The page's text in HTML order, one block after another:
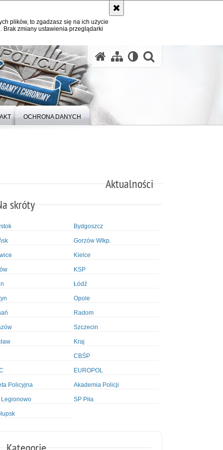
plików, to zgadzasz się na ich użycie
zmiany ustawienia przeglądarki
OCHRONA DANYCH
Aktualności
skróty
Bydgoszcz
Gorzów Wlkp.
Kielce
KSP
Łódź
Opole
Radom
Szczecin
Kraj
CBŚP
EUROPOL
Policyjna Akademia Policji
Legionowo SP Piła